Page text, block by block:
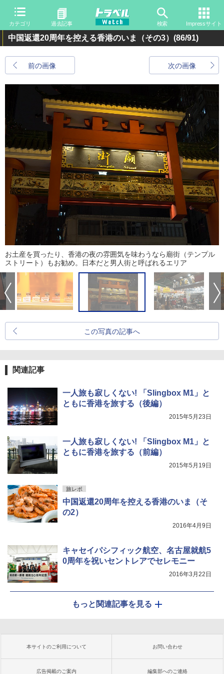
カテゴリ 過去記事 検索 Impressサイト
中国返還20周年を控える香港のいま（その3） (86/91)
前の画像 次の画像
お土産を買ったり、香港の夜の雰囲気を味わうなら廟街（テンプル
ストリート）もお勧め。日本だと男人街と呼ばれるエリア
この写真の記事へ
関連記事
一人旅も寂しくない! 「Slingbox M1」と
ともに香港を旅する（後編）
2015年5月23日
一人旅も寂しくない! 「Slingbox M1」と
ともに香港を旅する（前編）
2015年5月19日
旅レポ
中国返還20周年を控える香港のいま（そ
の2）
2016年4月9日
キャセイパシフィック航空、名古屋就航5
0周年を祝いセントレアでセレモニー
2016年3月22日
もっと関連記事を見る
本サイトのご利用について お問い合わせ
広告掲載のご案内 編集部へのご連絡